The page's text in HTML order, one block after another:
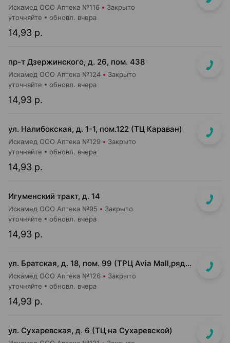
Искамед ООО Аптека №116 Закрыто
14,93 р.
уточняйте обновл. вчера
пр-т Дзержинского, д. 26, пом. 438
Искамед ООО Аптека №124 Закрыто
14,93 р.
уточняйте обновл. вчера
ул. Налибокская, д. 1-1, пом.122 (ТЦ Караван)
Искамед ООО Аптека №129 Закрыто
14,93 р.
уточняйте обновл. вчера
Игуменский тракт, д. 14
Искамед ООО Аптека №95 Закрыто
14,93 р.
уточняйте обновл. вчера
ул. Братская, д. 18, пом. 99 (ТРЦ Avia Mall,рядом с гипермаркетом Green)
Искамед ООО Аптека №126 Закрыто
14,93 р.
уточняйте обновл. вчера
ул. Сухаревская, д. 6 (ТЦ на Сухаревской)